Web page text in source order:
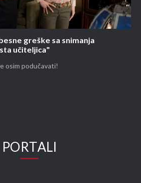
greške sa snimanja
učiteljica"
osim podučavati!
PORTALI